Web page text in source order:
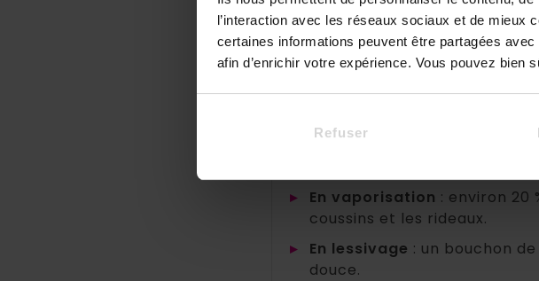
l’interaction avec les réseaux sociaux et de
certaines informations peuvent être partagées
afin d’enrichir votre expérience. Vous pouvez bien
Refuser
« Que mes
que
❓ Comment utiliser le
Ces parfums concentrés se
: quelques
▸
En vaporisation : environ 20
coussins et les rideaux.
▸
En lessivage : un bouchon
douce.